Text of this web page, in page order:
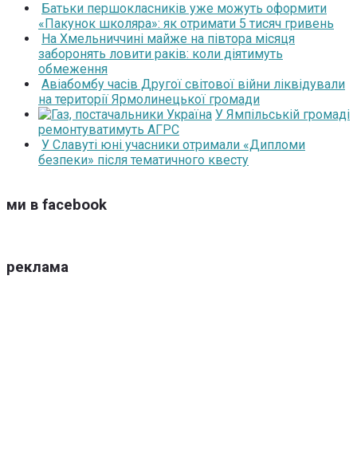
Батьки першокласників уже можуть оформити
«Пакунок школяра»: як отримати 5 тисяч гривень
На Хмельниччині майже на півтора місяця
заборонять ловити раків: коли діятимуть
обмеження
Авіабомбу часів Другої світової війни ліквідували
на території Ярмолинецької громади
У Ямпільській громаді
ремонтуватимуть АГРС
У Славуті юні учасники отримали «Дипломи
безпеки» після тематичного квесту
ми в facebook
реклама